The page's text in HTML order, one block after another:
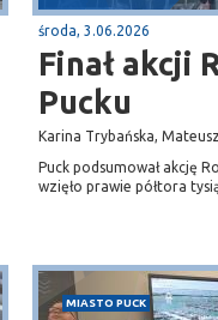
środa, 3.06.2026
Finał akcji
Pucku
Karina Trybańska,
Puck podsumował akcję
wzięło prawie półtora
MIASTO PUCK